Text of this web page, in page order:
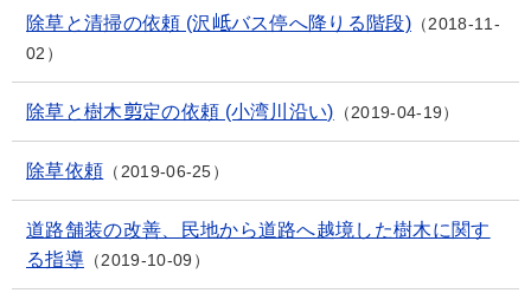
除草と清掃の依頼 (沢岻バス停へ降りる階段)
2018-11-
02
除草と樹木剪定の依頼 (小湾川沿い) 2019-04-19
除草依頼 2019-06-25
道路舗装の改善、民地から道路へ越境した樹木に関す
る指導
2019-10-09